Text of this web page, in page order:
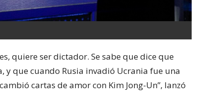
quiere ser dictador. Se sabe que dice que
y que cuando Rusia invadió Ucrania fue una
cartas de amor con Kim Jong-Un”, lanzó